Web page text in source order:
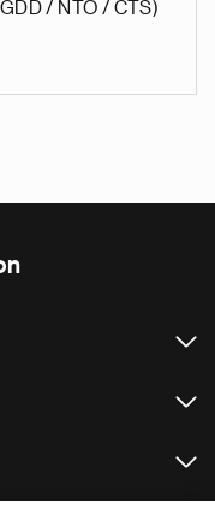
/ NTO / CTS)